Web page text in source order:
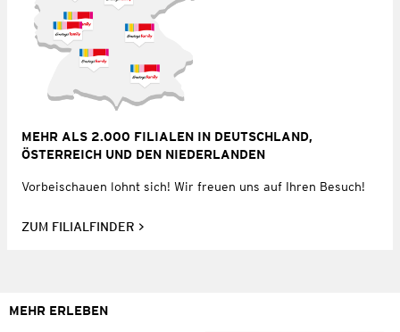
MEHR ALS 2.000 FILIALEN IN DEUTSCHLAND,
ÖSTERREICH UND DEN NIEDERLANDEN
Vorbeischauen lohnt sich! Wir freuen uns auf Ihren Besuch!
ZUM FILIALFINDER
MEHR ERLEBEN